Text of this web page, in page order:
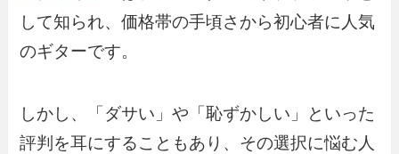
して知られ、価格帯の手頃さから初心者に人気
のギターです。
しかし、「ダサい」や「恥ずかしい」といった
評判を耳にすることもあり、その選択に悩む人